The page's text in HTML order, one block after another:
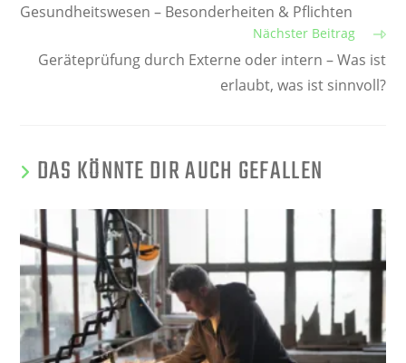
Gesundheitswesen – Besonderheiten & Pflichten
Nächster Beitrag
Geräteprüfung durch Externe oder intern – Was ist
erlaubt, was ist sinnvoll?
DAS KÖNNTE DIR AUCH GEFALLEN